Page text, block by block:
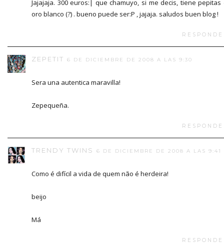
Jajajaja. 300 euros:| que chamuyo, si me decis, tiene pepitas
oro blanco (?) . bueno puede ser:P , jajaja. saludos buen blog !
ZEPETIT 6 DE DICIEMBRE DE 2008 A LAS 9:30
Sera una autentica maravilla!
Zepequeña.
TRENDY TWINS 6 DE DICIEMBRE DE 2008 A LAS 9:41
Como é difícil a vida de quem não é herdeira!
beijo
Má